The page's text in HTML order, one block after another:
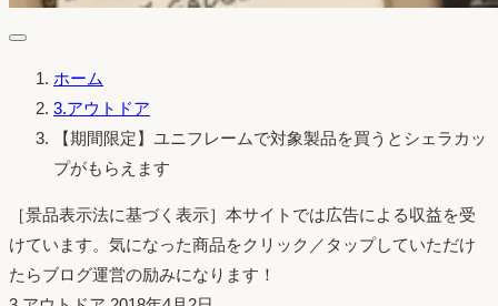
ホーム
3.アウトドア
【期間限定】ユニフレームで対象製品を買うとシェラカッ
プがもらえます
［景品表示法に基づく表示］本サイトでは広告による収益を受
けています。気になった商品をクリック／タップしていただけ
たらブログ運営の励みになります！